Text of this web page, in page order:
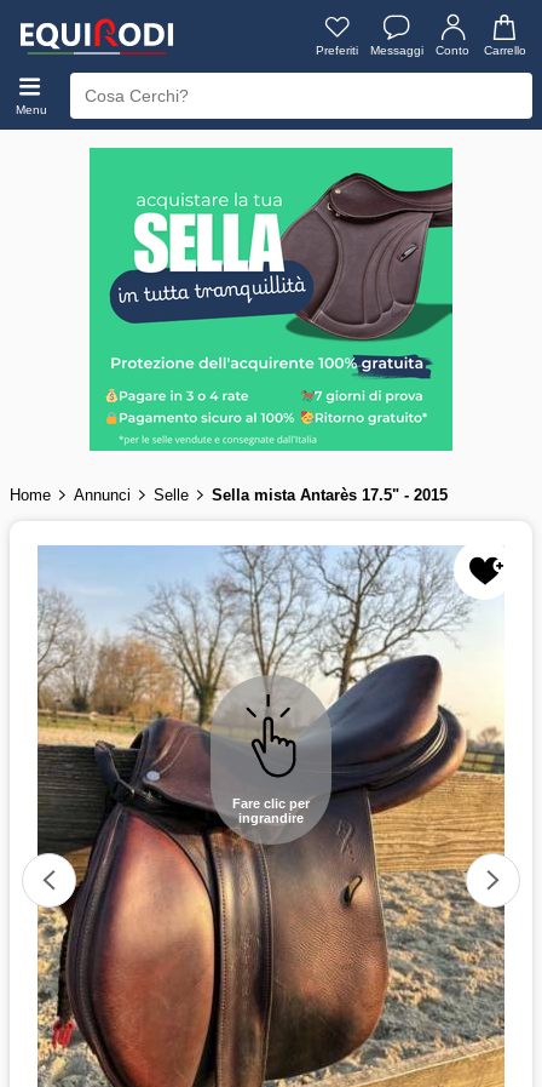
Preferiti Messaggi Conto Carrello
Menu
Home Annunci Selle Sella mista Antarès 17.5" - 2015
Fare clic per
ingrandire